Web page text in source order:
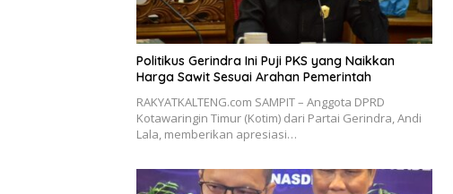
Politikus Gerindra Ini Puji PKS yang Naikkan
Harga Sawit Sesuai Arahan Pemerintah
RAKYATKALTENG.com SAMPIT – Anggota DPRD
Kotawaringin Timur (Kotim) dari Partai Gerindra, Andi
Lala, memberikan apresiasi…